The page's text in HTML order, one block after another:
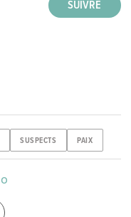
SUSPECTS PAIX
0